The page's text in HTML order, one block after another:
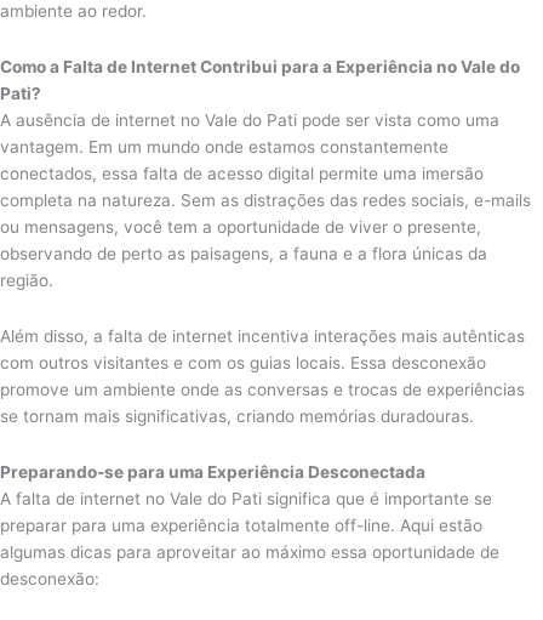
ambiente ao redor.
Como a Falta de Internet Contribui para a Experiência no Vale do
Pati?
A ausência de internet no Vale do Pati pode ser vista como uma
vantagem. Em um mundo onde estamos constantemente
conectados, essa falta de acesso digital permite uma imersão
completa na natureza. Sem as distrações das redes sociais, e-mails
ou mensagens, você tem a oportunidade de viver o presente,
observando de perto as paisagens, a fauna e a flora únicas da
região.
Além disso, a falta de internet incentiva interações mais autênticas
com outros visitantes e com os guias locais. Essa desconexão
promove um ambiente onde as conversas e trocas de experiências
se tornam mais significativas, criando memórias duradouras.
Preparando-se para uma Experiência Desconectada
A falta de internet no Vale do Pati significa que é importante se
preparar para uma experiência totalmente off-line. Aqui estão
algumas dicas para aproveitar ao máximo essa oportunidade de
desconexão: